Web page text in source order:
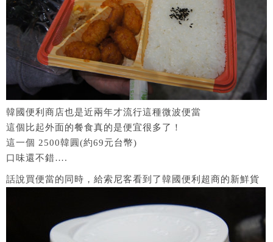
韓國便利商店也是近兩年才流行這種微波便當
這個比起外面的餐食真的是便宜很多了！
這一個 2500韓圓(約69元台幣)
口味還不錯….
話說買便當的同時，給索尼客看到了韓國便利超商的新鮮貨